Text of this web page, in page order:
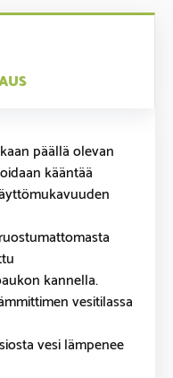
päällä olevan
kääntää
kannella.
vesitilassa
vesi lämpenee